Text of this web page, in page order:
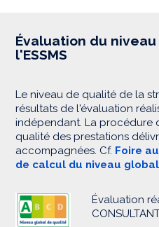
Évaluation du
l'ESSMS
Le niveau de qualité de la
résultats de l'évaluation
indépendant. La procédure
qualité des prestations
accompagnées. Cf. Foire
de calcul du niveau
Évaluation